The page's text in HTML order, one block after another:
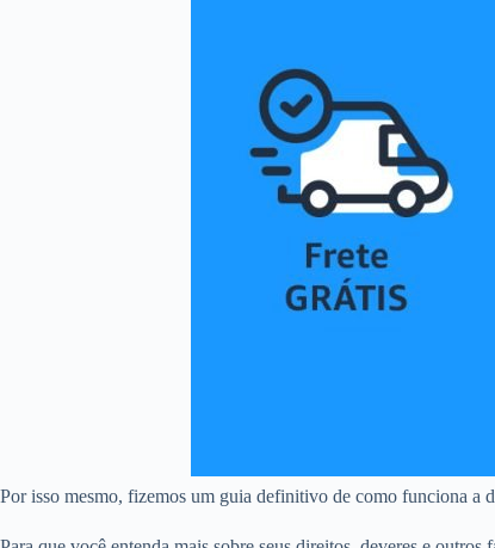
Por isso mesmo, fizemos um guia definitivo de como funciona a